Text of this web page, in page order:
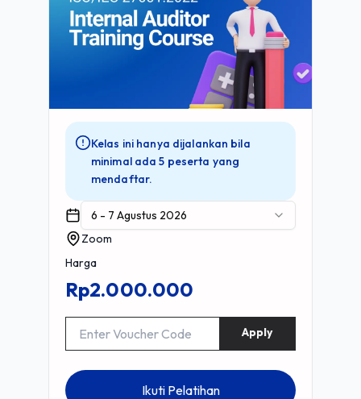
Kelas ini hanya dijalankan bila
minimal ada 5 peserta yang
mendaftar.
6 - 7 Agustus 2026
Zoom
Harga
Rp2.000.000
Apply
Ikuti Pelatihan